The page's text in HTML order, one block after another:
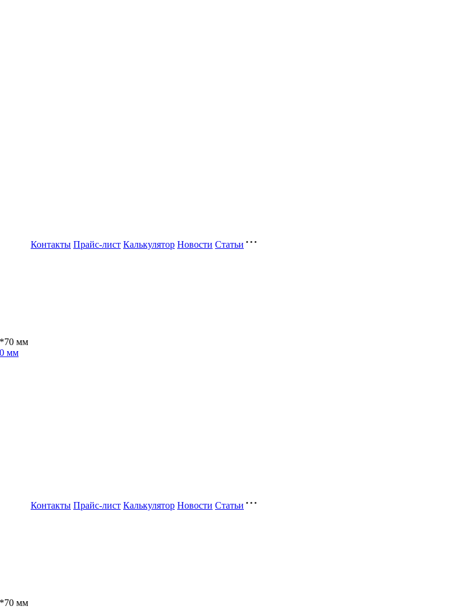
мм
Контакты Прайс-лист Калькулятор Новости Статьи
Контакты Прайс-лист Калькулятор Новости Статьи